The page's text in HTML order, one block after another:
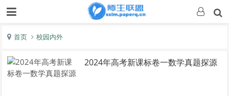
首页 校园内外
2024年高考新课标卷一数学真题探源